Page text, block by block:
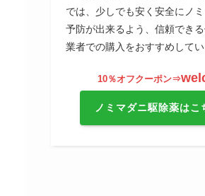
では、少しでも安く安全にノ
予防が出来るよう、信頼でき
業者での購入をおすすめしてい
10％オフクーポン⇒
ノミマダニ駆除薬はこ